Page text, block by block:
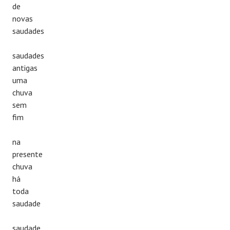
de
novas
saudades
saudades
antigas
uma
chuva
sem
fim
na
presente
chuva
há
toda
saudade
saudade